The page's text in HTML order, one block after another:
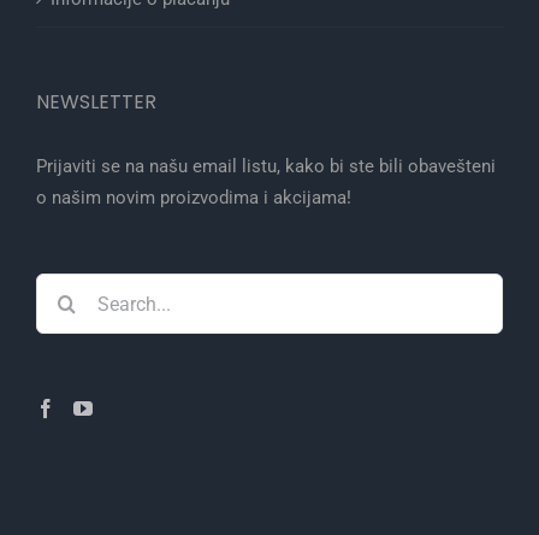
NEWSLETTER
Prijaviti se na našu email listu, kako bi ste bili obavešteni
o našim novim proizvodima i akcijama!